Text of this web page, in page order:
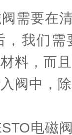
要在清
，我们需
料，而
阀中，
电磁阀